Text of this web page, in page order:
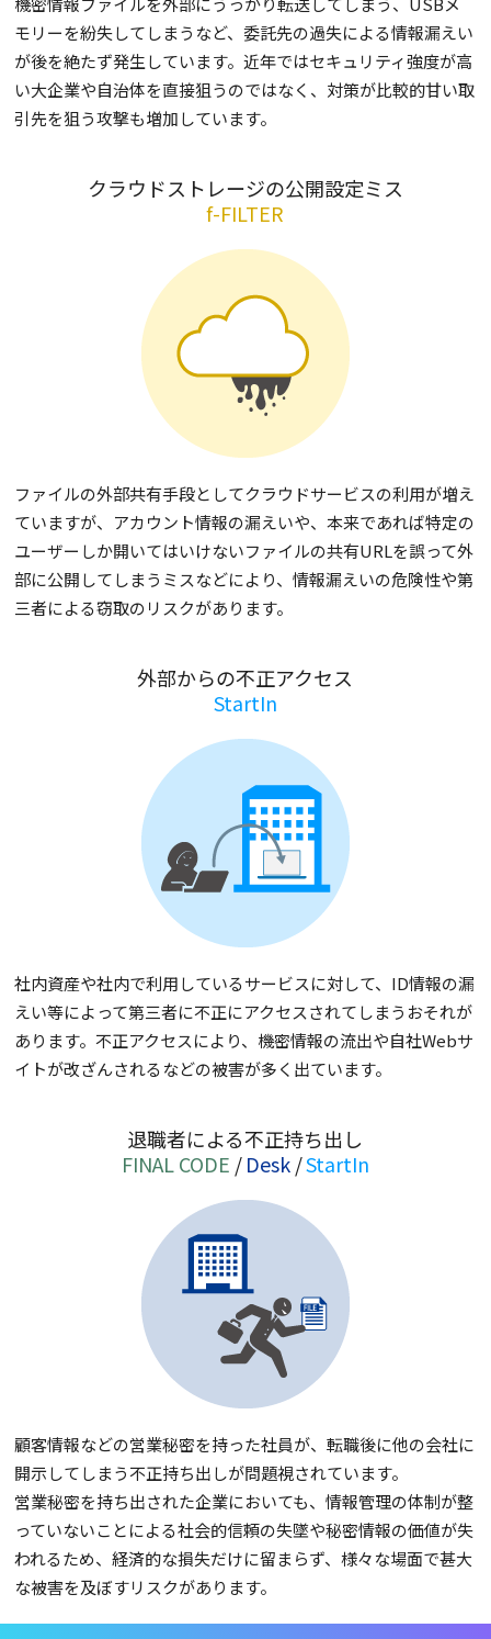
モリーを紛失してしまうなど、委託先の過失による情報漏えい
が後を絶たず発生しています。近年ではセキュリティ強度が高
い大企業や自治体を直接狙うのではなく、対策が比較的甘い取
引先を狙う攻撃も増加しています。
クラウドストレージの公開設定ミス
f-FILTER
ファイルの外部共有手段としてクラウドサービスの利用が増え
ていますが、アカウント情報の漏えいや、本来であれば特定の
ユーザーしか開いてはいけないファイルの共有URLを誤って外
部に公開してしまうミスなどにより、情報漏えいの危険性や第
三者による窃取のリスクがあります。
外部からの不正アクセス
StartIn
社内資産や社内で利用しているサービスに対して、ID情報の漏
えい等によって第三者に不正にアクセスされてしまうおそれが
あります。不正アクセスにより、機密情報の流出や自社Webサ
イトが改ざんされるなどの被害が多く出ています。
退職者による不正持ち出し
FINAL CODE
Desk StartIn
顧客情報などの営業秘密を持った社員が、転職後に他の会社に
開示してしまう不正持ち出しが問題視されています。
営業秘密を持ち出された企業においても、情報管理の体制が整
っていないことによる社会的信頼の失墜や秘密情報の価値が失
われるため、経済的な損失だけに留まらず、様々な場面で甚大
な被害を及ぼすリスクがあります。